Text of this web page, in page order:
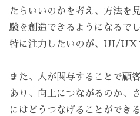
たらいいのかを考え、方法を
験を創造できるようになるでし
特に注力したいのが、UI/UX
また、人が関与することで顧
あり、向上につながるのか、
にはどうつなげることができ